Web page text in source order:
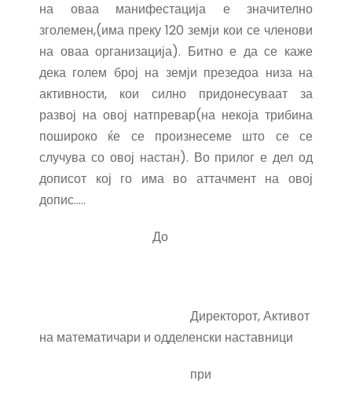
на оваа манифестација е значително
зголемен,(има преку 120 земји кои се членови
на оваа организација). Битно е да се каже
дека голем број на земји презедоа низа на
активности, кои силно придонесуваат за
развој на овој натпревар(на некоја трибина
пошироко ќе се произнесеме што се се
случува со овој настан). Во прилог е дел од
дописот кој го има во аттачмент на овој
допис.....
До
Директорот, Активот
на математичари и одделенски наставници
при